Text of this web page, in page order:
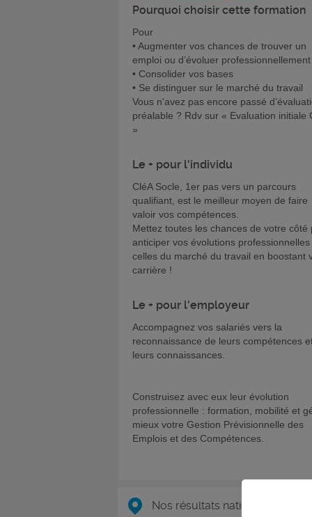
Pourquoi choisir cette formation
Pour
• Augmenter vos chances de trouver un
emploi ou d’évoluer professionnellement
• Consolider vos bases
• Se distinguer sur le marché du travail
Vous n'avez pas encore passé
préalable ? Rdv sur « Evaluation initiale
»
Le + pour l'individu
CléA Socle, 1er pas vers un parcours
qualifiant, est le meilleur moyen de faire
valoir vos compétences.
Mettez toutes les chances de votre côté
anticiper vos évolutions professionnelles
celles du marché du travail en boostant
carrière !
Le + pour l'employeur
Accompagnez vos salariés vers la
reconnaissance de leurs compétences
leurs connaissances.
Construisez avec eux leur évolution
professionnelle : formation, mobilité et
mieux votre Gestion Prévisionnelle des
Emplois et des Compétences.
Nos résultats nationaux